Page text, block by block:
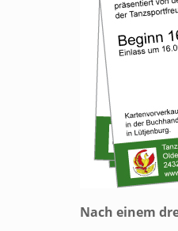
Nach einem